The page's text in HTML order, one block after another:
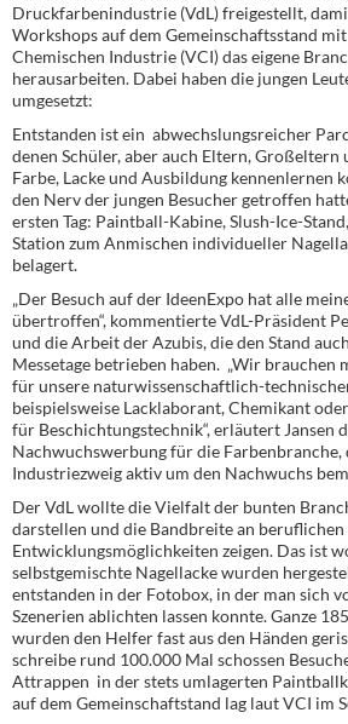
Druckfarbenindustrie (VdL) freigestellt,
Workshops auf dem Gemeinschaftsstand
Chemischen Industrie (VCI) das eigene
herausarbeiten. Dabei haben die jungen
umgesetzt:
Entstanden ist ein abwechslungsreicher
denen Schüler, aber auch Eltern, Großeltern
Farbe, Lacke und Ausbildung kennenlernen
den Nerv der jungen Besucher getroffen
ersten Tag: Paintball-Kabine, Slush-Ice-
Station zum Anmischen individueller
belagert.
„Der Besuch auf der IdeenExpo hat alle
übertroffen“, kommentierte VdL-Präsident
und die Arbeit der Azubis, die den Stand
Messetage betrieben haben. „Wir brauchen
für unsere naturwissenschaftlich-
beispielsweise Lacklaborant, Chemikant
für Beschichtungstechnik“, erläutert Jansen
Nachwuchswerbung für die Farbenbranche,
Industriezweig aktiv um den Nachwuchs
Der VdL wollte die Vielfalt der bunten
darstellen und die Bandbreite an beruflichen
Entwicklungsmöglichkeiten zeigen. Das ist
selbstgemischte Nagellacke wurden
entstanden in der Fotobox, in der man sich
Szenerien ablichten lassen konnte. Ganze
wurden den Helfer fast aus den Händen
schreibe rund 100.000 Mal schossen
Attrappen in der stets umlagerten
auf dem Gemeinschaftstand lag laut VCI im